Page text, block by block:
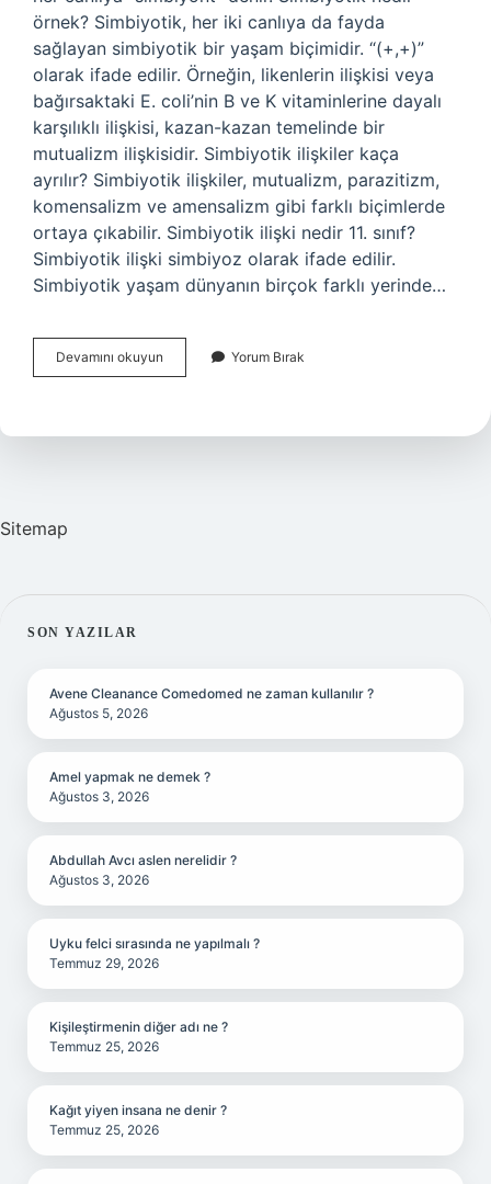
örnek? Simbiyotik, her iki canlıya da fayda
sağlayan simbiyotik bir yaşam biçimidir. “(+,+)”
olarak ifade edilir. Örneğin, likenlerin ilişkisi veya
bağırsaktaki E. coli’nin B ve K vitaminlerine dayalı
karşılıklı ilişkisi, kazan-kazan temelinde bir
mutualizm ilişkisidir. Simbiyotik ilişkiler kaça
ayrılır? Simbiyotik ilişkiler, mutualizm, parazitizm,
komensalizm ve amensalizm gibi farklı biçimlerde
ortaya çıkabilir. Simbiyotik ilişki nedir 11. sınıf?
Simbiyotik ilişki simbiyoz olarak ifade edilir.
Simbiyotik yaşam dünyanın birçok farklı yerinde…
Devamını okuyun Simbiyotik
Ilişki
Yorum Bırak
Sitemap
SIDEBAR
SON YAZILAR
Avene Cleanance Comedomed ne zaman kullanılır ?
Ağustos 5, 2026
Amel yapmak ne demek ?
Ağustos 3, 2026
Abdullah Avcı aslen nerelidir ?
Ağustos 3, 2026
Uyku felci sırasında ne yapılmalı ?
Temmuz 29, 2026
Kişileştirmenin diğer adı ne ?
Temmuz 25, 2026
Kağıt yiyen insana ne denir ?
Temmuz 25, 2026